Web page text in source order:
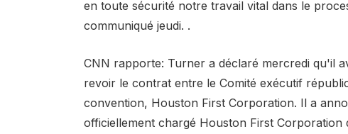
en toute sécurité notre travail vital dans le
communiqué jeudi. .
CNN rapporte: Turner a déclaré mercredi qu'il
revoir le contrat entre le Comité exécutif
convention, Houston First Corporation. Il a
officiellement chargé Houston First